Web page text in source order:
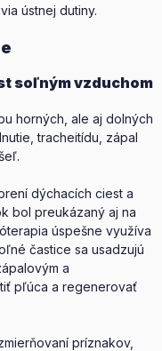
ústnej dutiny.
soľným vzduchom
horných, ale aj dolných
tracheitídu, zápal
dýchacích ciest a
bol preukázaný aj na
úspešne využíva
častice sa usadzujú
a
pľúca a regenerovať
príznakov,